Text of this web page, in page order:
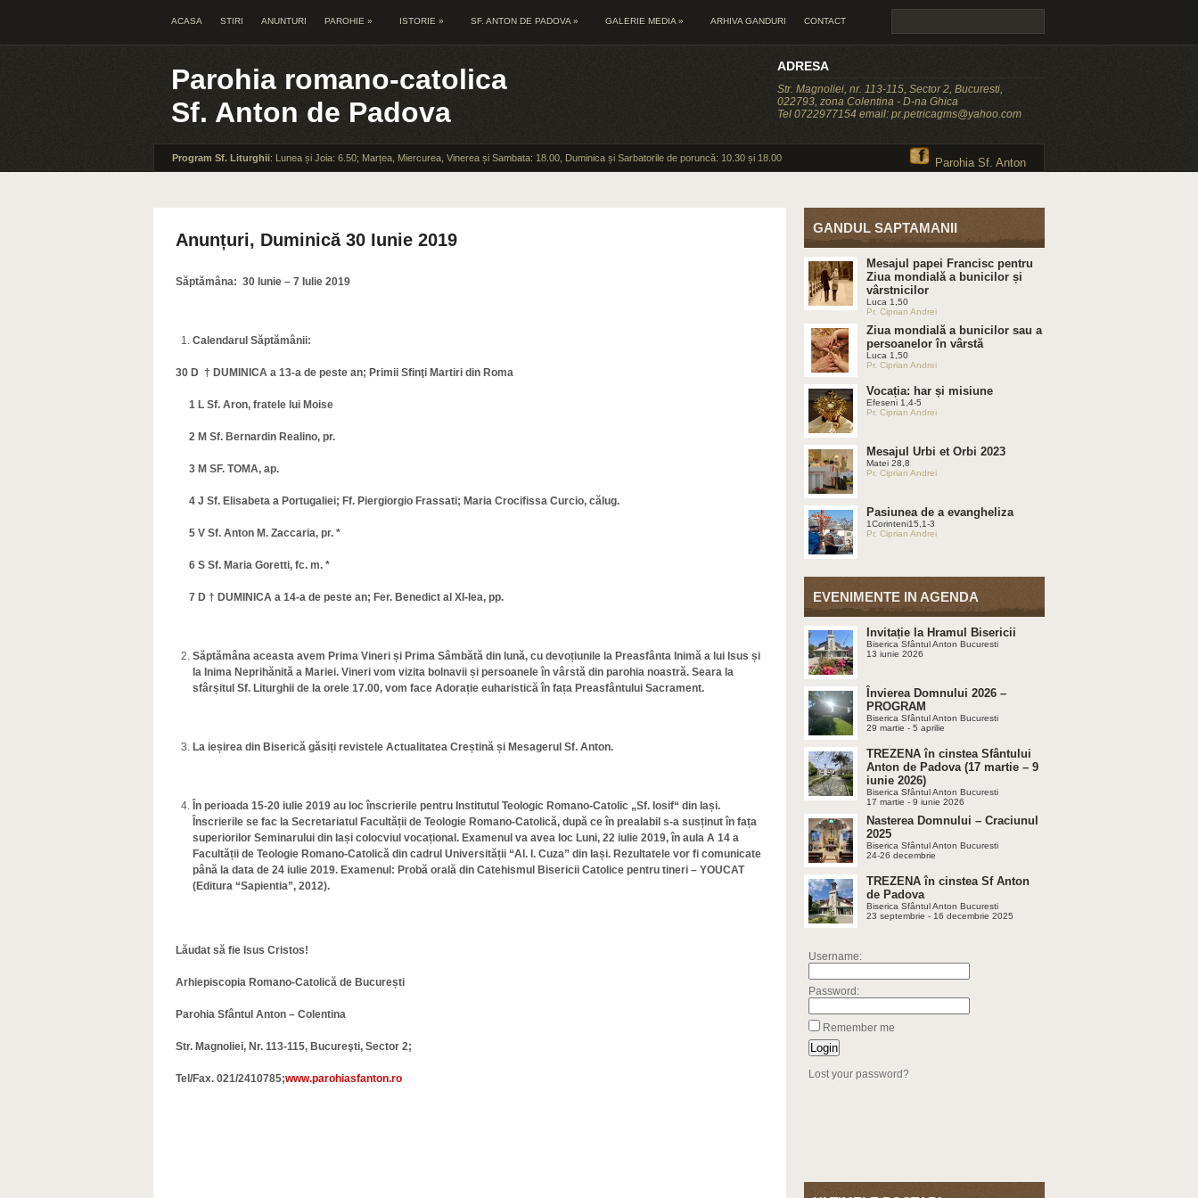
ACASA STIRI ANUNTURI PAROHIE » ISTORIE » SF. ANTON DE PADOVA » GALERIE MEDIA » ARHIVA GANDURI CONTACT
Parohia romano-catolica
Sf. Anton de Padova
ADRESA
Str. Magnoliei, nr. 113-115, Sector 2, Bucuresti,
022793, zona Colentina - D-na Ghica
Tel 0722977154 email: pr.petricagms@yahoo.com
Program Sf. Liturghii: Lunea și Joia: 6.50; Marțea, Miercurea, Vinerea și Sambata: 18.00, Duminica și Sarbatorile de poruncă: 10.30 și 18.00 Parohia Sf. Anton
Anunțuri, Duminică 30 Iunie 2019
Săptămâna: 30 Iunie – 7 Iulie 2019
Calendarul Săptămânii:
30 D † DUMINICA a 13-a de peste an; Primii Sfinţi Martiri din Roma
1 L Sf. Aron, fratele lui Moise
2 M Sf. Bernardin Realino, pr.
3 M SF. TOMA, ap.
4 J Sf. Elisabeta a Portugaliei; Ff. Piergiorgio Frassati; Maria Crocifissa Curcio, călug.
5 V Sf. Anton M. Zaccaria, pr. *
6 S Sf. Maria Goretti, fc. m. *
7 D † DUMINICA a 14-a de peste an; Fer. Benedict al XI-lea, pp.
Săptămâna aceasta avem Prima Vineri și Prima Sâmbătă din lună, cu devoțiunile la Preasfânta Inimă a lui Isus și
la Inima Neprihănită a Mariei. Vineri vom vizita bolnavii și persoanele în vârstă din parohia noastră. Seara la
sfârșitul Sf. Liturghii de la orele 17.00, vom face Adorație euharistică în fața Preasfântului Sacrament.
La ieșirea din Biserică găsiți revistele Actualitatea Creștină și Mesagerul Sf. Anton.
În perioada 15-20 iulie 2019 au loc înscrierile pentru Institutul Teologic Romano-Catolic „Sf. Iosif“ din Iași.
Înscrierile se fac la Secretariatul Facultății de Teologie Romano-Catolică, după ce în prealabil s-a susținut în fața
superiorilor Seminarului din Iași colocviul vocațional. Examenul va avea loc Luni, 22 iulie 2019, în aula A 14 a
Facultății de Teologie Romano-Catolică din cadrul Universității “Al. I. Cuza” din Iași. Rezultatele vor fi comunicate
până la data de 24 iulie 2019. Examenul: Probă orală din Catehismul Bisericii Catolice pentru tineri – YOUCAT
(Editura “Sapientia”, 2012).
Lăudat să fie Isus Cristos!
Arhiepiscopia Romano-Catolică de București
Parohia Sfântul Anton – Colentina
Str. Magnoliei, Nr. 113-115, Bucureşti, Sector 2;
Tel/Fax. 021/2410785;www.parohiasfanton.ro
GANDUL SAPTAMANII
Mesajul papei Francisc pentru
Ziua mondială a bunicilor și
vârstnicilor
Luca 1,50
Pr. Ciprian Andrei
Ziua mondială a bunicilor sau a
persoanelor în vârstă
Luca 1,50
Pr. Ciprian Andrei
Vocația: har și misiune
Efeseni 1,4-5
Pr. Ciprian Andrei
Mesajul Urbi et Orbi 2023
Matei 28,8
Pr. Ciprian Andrei
Pasiunea de a evangheliza
1Corinteni15,1-3
Pr. Ciprian Andrei
EVENIMENTE IN AGENDA
Invitație la Hramul Bisericii
Biserica Sfântul Anton Bucuresti
13 iunie 2026
Învierea Domnului 2026 –
PROGRAM
Biserica Sfântul Anton Bucuresti
29 martie - 5 aprilie
TREZENA în cinstea Sfântului
Anton de Padova (17 martie – 9
iunie 2026)
Biserica Sfântul Anton Bucuresti
17 martie - 9 iunie 2026
Nasterea Domnului – Craciunul
2025
Biserica Sfântul Anton Bucuresti
24-26 decembrie
TREZENA în cinstea Sf Anton
de Padova
Biserica Sfântul Anton Bucuresti
23 septembrie - 16 decembrie 2025
Username:
Password:
Remember me
Lost your password?